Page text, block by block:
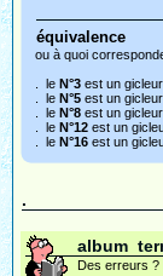
équivalence
ou à quoi
. le N°3 est un
. le N°5 est un
. le N°8 est un
. le N°12 est un
. le N°16 est un
.
album
Des erreurs ?